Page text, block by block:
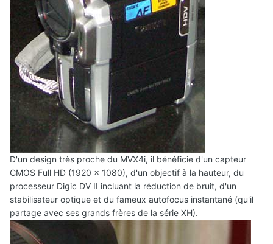
D'un design très proche du MVX4i, il bénéficie d'un capteur
CMOS Full HD (1920 x 1080), d'un objectif à la hauteur, du
processeur Digic DV II incluant la réduction de bruit, d'un
stabilisateur optique et du fameux autofocus instantané (qu'il
partage avec ses grands frères de la série XH).